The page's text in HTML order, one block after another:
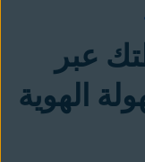
عبر
الهوية